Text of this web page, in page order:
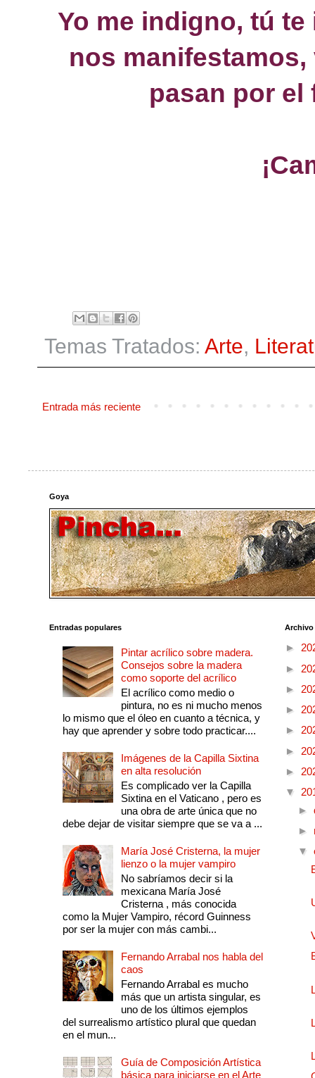
Yo me indigno, tú
nos
pasan por el
Temas Tratados: Arte,
Entrada más reciente
Goya
Entradas populares
Pintar acrílico sobre madera.
Consejos sobre la madera
como soporte del acrílico
El acrílico como medio o
pintura, no es ni mucho menos
lo mismo que el óleo en cuanto a técnica, y
hay que aprender y sobre todo practicar....
Imágenes de la Capilla Sixtina
en alta resolución
Es complicado ver la Capilla
Sixtina en el Vaticano , pero es
una obra de arte única que no
debe dejar de visitar siempre que se va a ...
María José Cristerna, la mujer
lienzo o la mujer vampiro
No sabríamos decir si la
mexicana María José
Cristerna , más conocida
como la Mujer Vampiro, récord Guinness
por ser la mujer con más cambi...
Fernando Arrabal nos habla del
caos
Fernando Arrabal es mucho
más que un artista singular, es
uno de los últimos ejemplos
del surrealismo artístico plural que quedan
en el mun...
Guía de Composición Artística
básica para iniciarse en el Arte
►
►
►
►
►
►
►
▼
►
►
▼